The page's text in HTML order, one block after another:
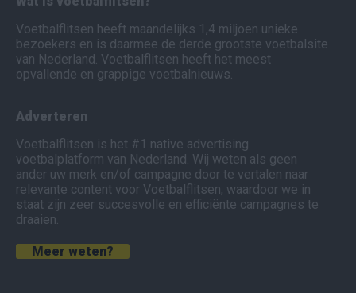
Voetbalflitsen heeft maandelijks 1,4 miljoen unieke
bezoekers en is daarmee de derde grootste voetbalsite
van Nederland. Voetbalflitsen heeft het meest
opvallende en grappige voetbalnieuws.
Adverteren
Voetbalflitsen is het #1 native advertising
voetbalplatform van Nederland. Wij weten als geen
ander uw merk en/of campagne door te vertalen naar
relevante content voor Voetbalflitsen, waardoor we in
staat zijn zeer succesvolle en efficiënte campagnes te
draaien.
Meer weten?